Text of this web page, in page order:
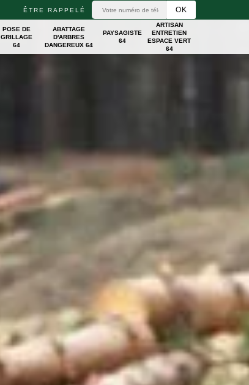
ÊTRE RAPPELÉ
POSE DE
GRILLAGE
64
ABATTAGE
D'ARBRES
DANGEREUX 64
PAYSAGISTE
64
ARTISAN
ENTRETIEN
ESPACE VERT
64